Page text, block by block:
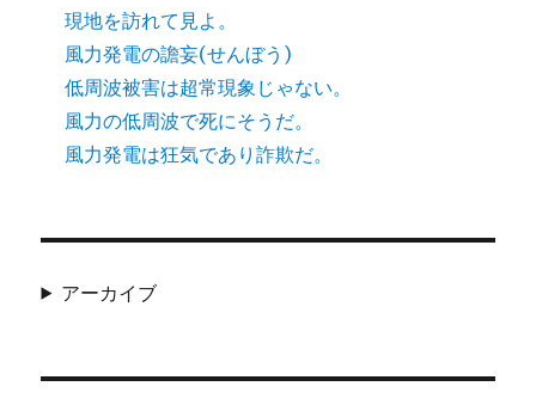
現地を訪れて見よ。
風力発電の譫妄(せんぼう)
低周波被害は超常現象じゃない。
風力の低周波で死にそうだ。
風力発電は狂気であり詐欺だ。
アーカイブ